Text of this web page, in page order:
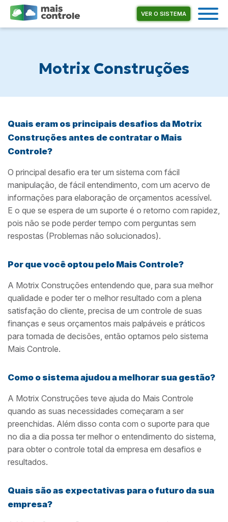
VER O SISTEMA
Motrix Construções
Quais eram os principais desafios da Motrix
Construções antes de contratar o Mais
Controle?
O principal desafio era ter um sistema com fácil
manipulação, de fácil entendimento, com um acervo de
informações para elaboração de orçamentos acessível.
E o que se espera de um suporte é o retorno com rapidez,
pois não se pode perder tempo com perguntas sem
respostas (Problemas não solucionados).
Por que você optou pelo Mais Controle?
A Motrix Construções entendendo que, para sua melhor
qualidade e poder ter o melhor resultado com a plena
satisfação do cliente, precisa de um controle de suas
finanças e seus orçamentos mais palpáveis e práticos
para tomada de decisões, então optamos pelo sistema
Mais Controle.
Como o sistema ajudou a melhorar sua gestão?
A Motrix Construções teve ajuda do Mais Controle
quando as suas necessidades começaram a ser
preenchidas. Além disso conta com o suporte para que
no dia a dia possa ter melhor o entendimento do sistema,
para obter o controle total da empresa em desafios e
resultados.
Quais são as expectativas para o futuro da sua
empresa?